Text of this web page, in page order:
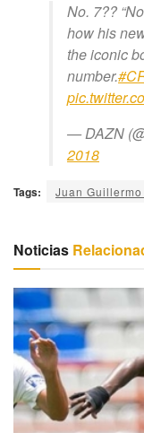
No. 7??
how his
the iconic
number.
— DAZN
2018
Tags: Juan
Noticias